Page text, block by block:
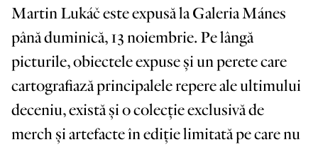
Martin Lukáč este expusă la Galeria Mánes
până duminică, 13 noiembrie. Pe lângă
picturile, obiectele expuse și un perete care
cartografiază principalele repere ale ultimului
deceniu, există și o colecție exclusivă de
merch și artefacte în ediție limitată pe care nu